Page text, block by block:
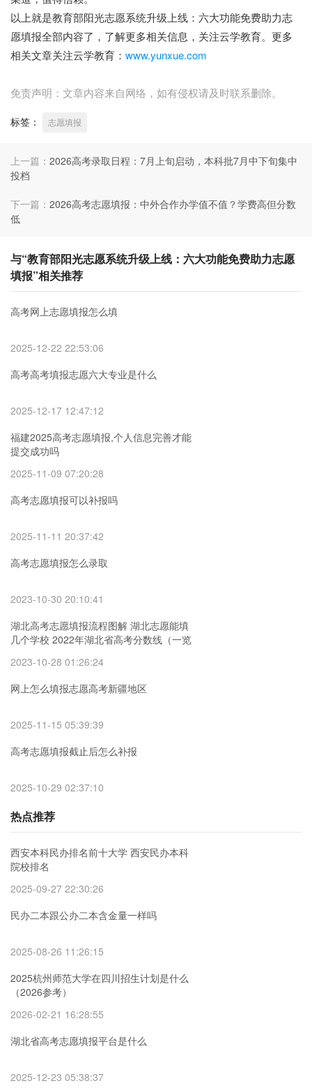
以上就是教育部阳光志愿系统升级上线：六大功能免费助力志
愿填报全部内容了，了解更多相关信息，关注云学教育。更多
相关文章关注云学教育： www.yunxue.com
免责声明：文章内容来自网络，如有侵权请及时联系删除。
标签： 志愿填报
上一篇： 2026高考录取日程：7月上旬启动，本科批7月中下旬集中
投档
下一篇： 2026高考志愿填报：中外合作办学值不值？学费高但分数
低
与“教育部阳光志愿系统升级上线：六大功能免费助力志愿
填报”相关推荐
高考网上志愿填报怎么填
2025-12-22 22:53:06
高考高考填报志愿六大专业是什么
2025-12-17 12:47:12
福建2025高考志愿填报,个人信息完善才能
提交成功吗
2025-11-09 07:20:28
高考志愿填报可以补报吗
2025-11-11 20:37:42
高考志愿填报怎么录取
2023-10-30 20:10:41
湖北高考志愿填报流程图解 湖北志愿能填
几个学校 2022年湖北省高考分数线（一览
2023-10-28 01:26:24
网上怎么填报志愿高考新疆地区
2025-11-15 05:39:39
高考志愿填报截止后怎么补报
2025-10-29 02:37:10
热点推荐
西安本科民办排名前十大学 西安民办本科
院校排名
2025-09-27 22:30:26
民办二本跟公办二本含金量一样吗
2025-08-26 11:26:15
2025杭州师范大学在四川招生计划是什么
（2026参考）
2026-02-21 16:28:55
湖北省高考志愿填报平台是什么
2025-12-23 05:38:37